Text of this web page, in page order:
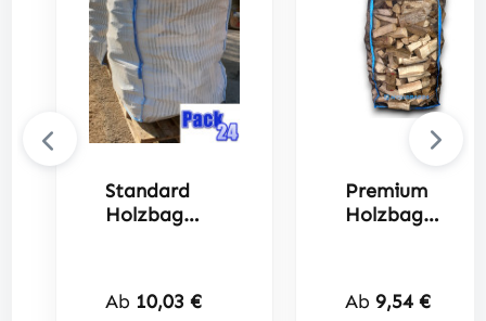
Standard
Holzbag
Regulärer Preis:
Ab 10,03 €
Premium
Holzbag
Regulärer Preis:
Ab 9,54 €